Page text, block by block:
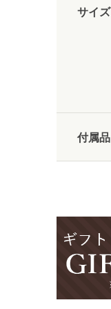
サイズ
付属品